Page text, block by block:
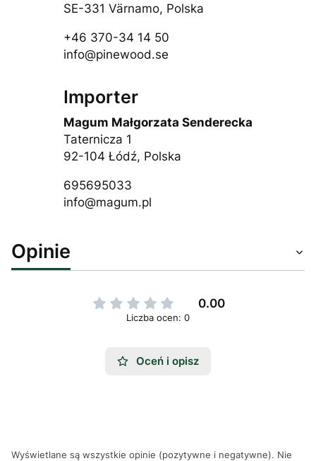
SE-331 Värnamo, Polska
+46 370-34 14 50
info@pinewood.se
Importer
Magum Małgorzata Senderecka
Taternicza 1
92-104 Łódź, Polska
695695033
info@magum.pl
Opinie
0.00
Liczba ocen: 0
Oceń i opisz
Wyświetlane są wszystkie opinie (pozytywne i negatywne). Nie